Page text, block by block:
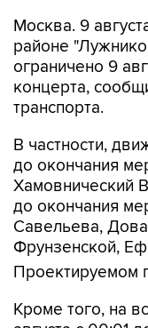
ограничено 9
концерта,
транспорта.
В частности,
Хамовнический
до окончания
Савельева,
Фрунзенской,
Проектируемом
Кроме того, на
будет